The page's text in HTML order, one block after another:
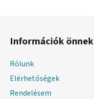
Információk önnek
Rólunk
Elérhetőségek
Rendelésem